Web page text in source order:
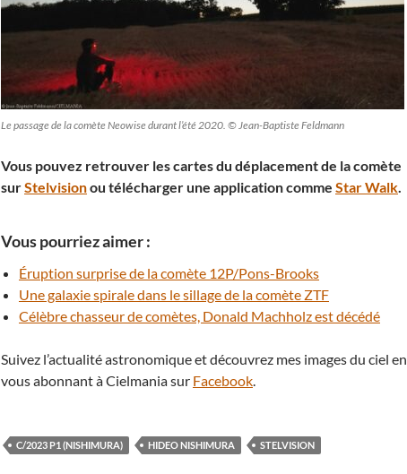
Le passage de la comète Neowise durant l’été 2020. © Jean-Baptiste Feldmann
Vous pouvez retrouver les cartes du déplacement de la comète
surStelvisionou télécharger une application comme Star Walk.
Vous pourriez aimer :
Éruption surprise de la comète 12P/Pons-Brooks
Une galaxie spirale dans le sillage de la comète ZTF
Célèbre chasseur de comètes, Donald Machholz est décédé
Suivez l’actualité astronomique et découvrez mes images du ciel en
vous abonnant à Cielmania sur Facebook.
C/2023 P1 (NISHIMURA) HIDEO NISHIMURA STELVISION